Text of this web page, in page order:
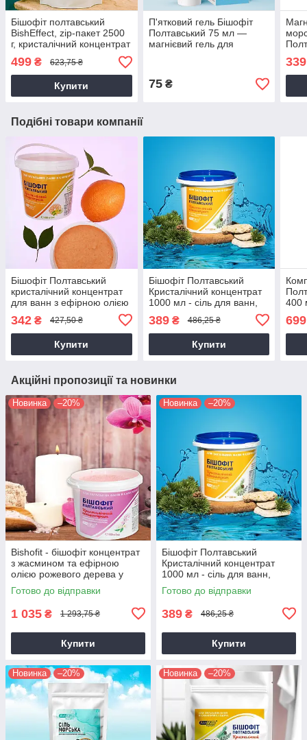
Бішофіт полтавський
BishEffect, zip-пакет 2500
г, кристалічний концентрат
бешофіт
499 ₴ 623,75 ₴
Купити
П'ятковий гель Бішофіт
Полтавський 75 мл —
магнієвий гель для
75₴
339
Подібні товари компанії
Бішофіт Полтавський
кристалічний концентрат
для ванн з ефірною олією
апельсина та іланг-іланг
1000 мл
342 ₴ 427,50 ₴
Купити
Бішофіт Полтавський
Кристалічний концентрат
1000 мл - сіль для ванн,
389₴ 486,25 ₴
Купити
400
699
Акційні пропозиції та новинки
Новинка –20%
Bishofit - бішофіт концентрат
з жасмином та ефірною
олією рожевого дерева у
відрі 5000 мл., бешофит
Готово до відправки
1 035 ₴ 1 293,75 ₴
Купити
Новинка –20%
Бішофіт Полтавський
Кристалічний концентрат
1000 мл - сіль для ванн,
магній, догляд за тілом
Готово до відправки
389 ₴ 486,25 ₴
Купити
Новинка –20% Новинка –20%